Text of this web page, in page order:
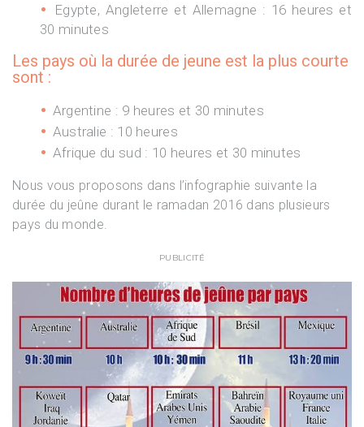
Egypte, Angleterre et Allemagne : 16 heures et
30 minutes
Les pays où la durée de jeune est la plus courte
sont :
Argentine : 9 heures et 30 minutes
Australie : 10 heures
Afrique du sud : 10 heures et 30 minutes
Nous vous proposons dans l’infographie suivante la
durée du jeûne durant le ramadan 2016 dans plusieurs
pays du monde.
PUBLICITÉ